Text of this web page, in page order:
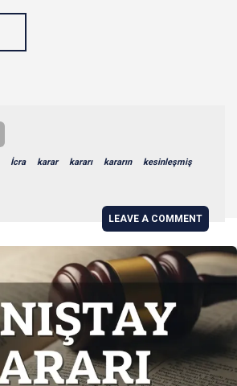
İcra karar kararı kararın kesinleşmiş
LEAVE A COMMENT